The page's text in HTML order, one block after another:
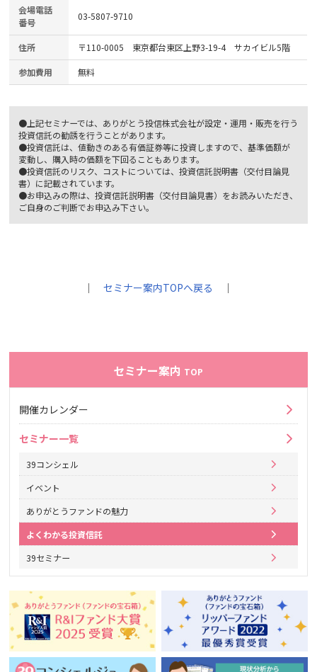
会場電話
番号
03-5807-9710
住所 〒110-0005 東京都台東区上野3-19-4 サカイビル5階
参加費用 無料
●上記セミナーでは、ありがとう投信株式会社が設定・運用・販売を行う
投資信託の勧誘を行うことがあります。
●投資信託は、値動きのある有価証券等に投資しますので、基準価額が
変動し、購入時の価額を下回ることもあります。
●投資信託のリスク、コストについては、投資信託説明書（交付目論見
書）に記載されています。
●お申込みの際は、投資信託説明書（交付目論見書）をお読みいただき、
ご自身のご判断でお申込み下さい。
｜セミナー案内TOPへ戻る ｜
セミナー案内 TOP
開催カレンダー
セミナー一覧
39コンシェル
イベント
ありがとうファンドの魅力
よくわかる投資信託
39セミナー